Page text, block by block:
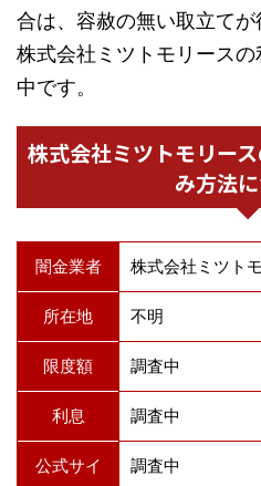
合は、容赦の無い取立てが
株式会社ミツトモリース
中です。
株式会社ミツトモリー
み方法
闇金業者 株式会社ミツト
所在地 不明
限度額 調査中
利息 調査中
公式サイ
調査中